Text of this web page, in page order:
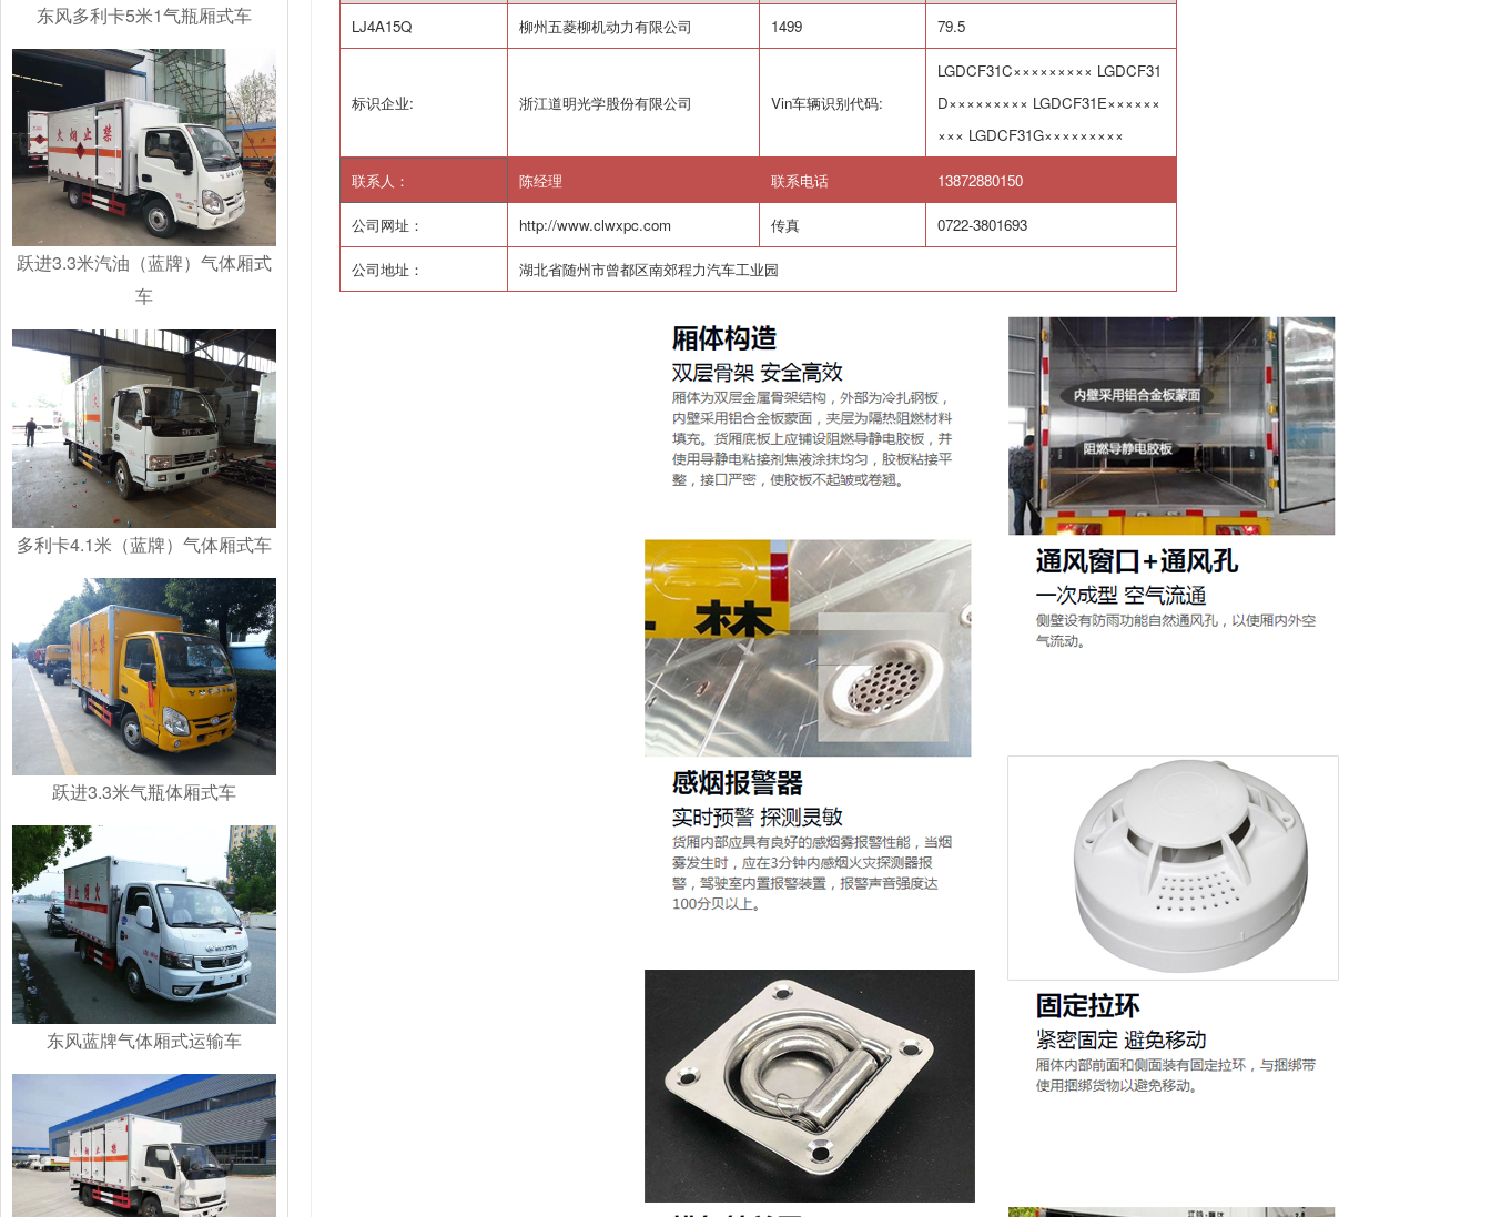
东风多利卡5米1气瓶厢式车
跃进3.3米汽油（蓝牌）气体厢式
车
多利卡4.1米（蓝牌）气体厢式车
跃进3.3米气瓶体厢式车
东风蓝牌气体厢式运输车
LJ4A15Q 柳州五菱柳机动力有限公司 1499 79.5
标识企业: 浙江道明光学股份有限公司 Vin车辆识别代码:
LGDCF31C××××××××× LGDCF31
D××××××××× LGDCF31E××××××
××× LGDCF31G×××××××××
联系人： 陈经理 联系电话 13872880150
公司网址： http://www.clwxpc.com 传真 0722-3801693
公司地址： 湖北省随州市曾都区南郊程力汽车工业园